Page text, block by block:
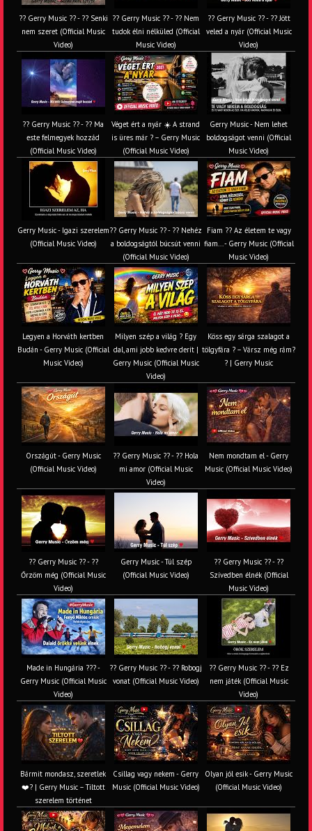
?? Gerry Music ?? - ?? Senki
nem szeret (Official Music
Video)
?? Gerry Music ?? - ?? Nem
tudok élni nélküled (Official
Music Video)
?? Gerry Music ?? - ?? Jött
veled a nyár (Official Music
Video)
?? Gerry Music ?? - ?? Ma
este felmegyek hozzád
(Official Music Video)
Véget ért a nyár ☀️ A strand
is üres már ? – Gerry Music
(Official Music Video)
Gerry Music - Nem lehet
boldogságot venni (Official
Music Video)
Gerry Music - Igazi szerelem
(Official Music Video)
?? Gerry Music ?? - ?? Nehéz
a boldogságtól búcsút venni
(Official Music Video)
Fiam ?‍? Az életem te vagy
fiam... - Gerry Music (Official
Music Video)
Legyen a Horváth kertben
Budán - Gerry Music (Official
Music Video)
Milyen szép a világ ? Egy
dal, ami jobb kedvre derít |
Gerry Music (Official Music
Video)
Köss egy sárga szalagot a
tölgyfára ?️ – Vársz még rám?
? | Gerry Music
Országút - Gerry Music
(Official Music Video)
?? Gerry Music ?? - ?? Hola
mi amor (Official Music
Video)
Nem mondtam el - Gerry
Music (Official Music Video)
?? Gerry Music ?? - ??
Őrzöm még (Official Music
Video)
Gerry Music - Túl szép
(Official Music Video)
?? Gerry Music ?? - ??
Szívedben élnék (Official
Music Video)
Made in Hungária ??? -
Gerry Music (Official Music
Video)
?? Gerry Music ?? - ?? Robogj
vonat (Official Music Video)
?? Gerry Music ?? - ?? Ez
nem játék (Official Music
Video)
Bármit mondasz, szeretlek
❤️‍? | Gerry Music – Tiltott
szerelem történet
Csillag vagy nekem - Gerry
Music (Official Music Video)
Olyan jól esik - Gerry Music
(Official Music Video)